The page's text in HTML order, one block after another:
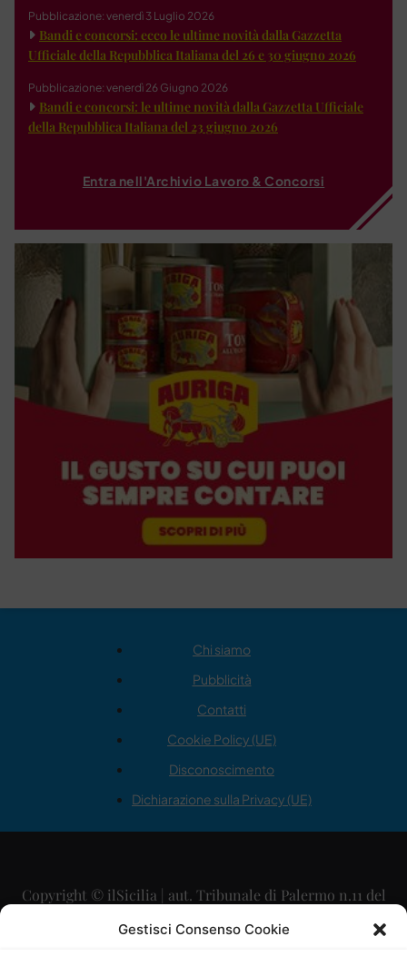
Gestisci Consenso Cookie
Pubblicazione: venerdì 3 Luglio 2026
Bandi e concorsi: ecco le ultime novità dalla Gazzetta
Ufficiale della Repubblica Italiana del 26 e 30 giugno 2026
Pubblicazione: venerdì 26 Giugno 2026
Bandi e concorsi: le ultime novità dalla Gazzetta Ufficiale
della Repubblica Italiana del 23 giugno 2026
Entra nell'Archivio Lavoro & Concorsi
Chi siamo
Pubblicità
Contatti
Cookie Policy (UE)
Disconoscimento
Dichiarazione sulla Privacy (UE)
Copyright © ilSicilia | aut. Tribunale di Palermo n.11 del
29/09/2015